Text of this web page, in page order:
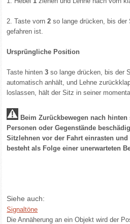
2. Taste vorn2so lange drücken, bis
gefahren ist.
Ursprüngliche Position
Taste hinten3so lange drücken, bis der
automatisch anhält, und Lehne
loslassen, hält der Sitz in seiner
Beim Zurückbewegen nach
Personen oder Gegenstände
Sitzlehnen vor der Fahrt einrasten
besteht als Folge einer unerwarteten
Siehe auch:
Signaltöne
Die Annäherung an ein Objekt wird der